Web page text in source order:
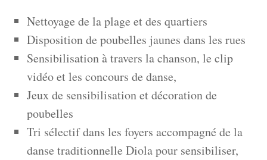
Nettoyage de la plage et des quartiers
Disposition de poubelles jaunes dans les rues
Sensibilisation à travers la chanson, le clip
vidéo et les concours de danse,
Jeux de sensibilisation et décoration de
poubelles
Tri sélectif dans les foyers accompagné de la
danse traditionnelle Diola pour sensibiliser,